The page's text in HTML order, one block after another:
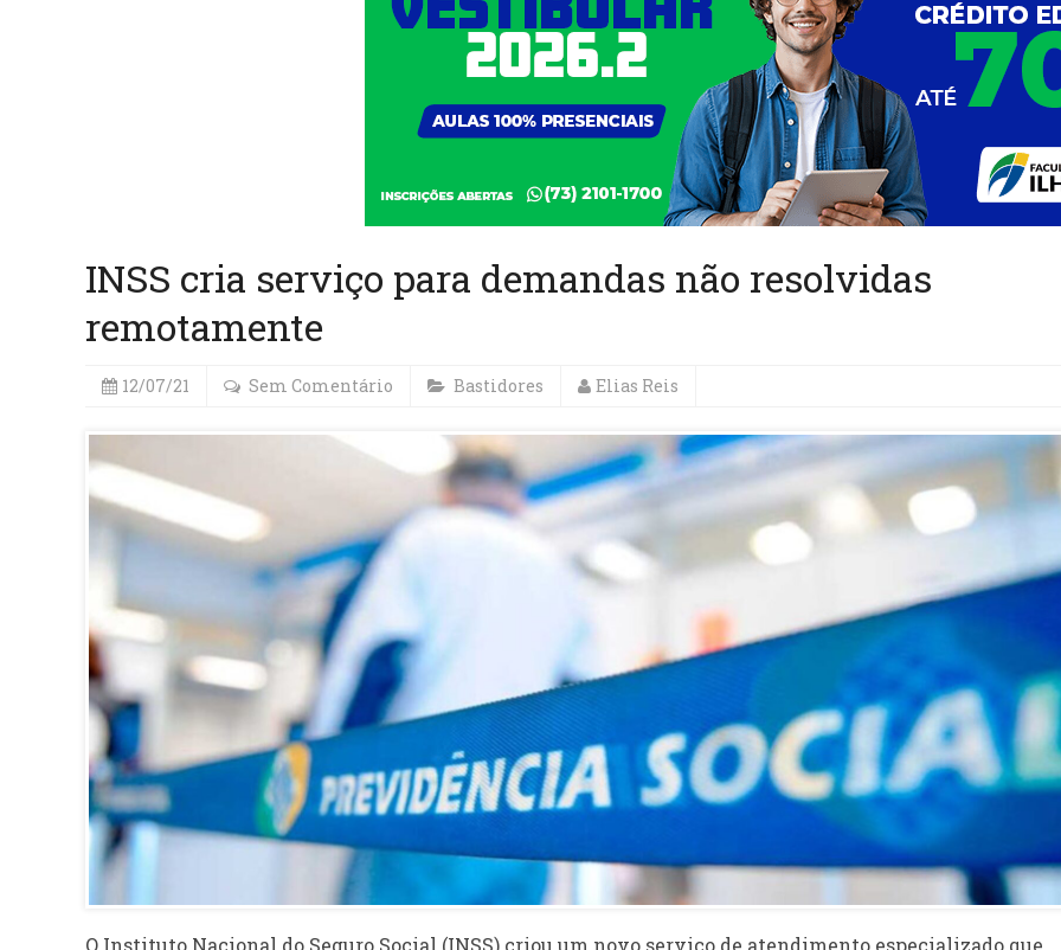
INSS cria serviço para demandas não resolvidas
remotamente
12/07/21 Sem Comentário Bastidores Elias Reis
O Instituto Nacional do Seguro Social (INSS) criou um novo serviço de atendimento especializado que